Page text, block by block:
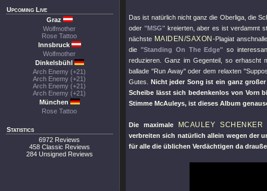
Upcoming Live
Graz
Wolfmother
Rose Tattoo
Innsbruck
Wolfmother
Dinkelsbühl
Arch Enemy (+21)
Arch Enemy (+21)
Arch Enemy (+21)
Arch Enemy (+21)
München
Rose Tattoo
Statistics
6972 Reviews
458 Classic Reviews
284 Unsigned Reviews
Das ist natürlich nicht ganz die Oberliga, die
oder "MSG"kreierten, aber es ist verdammt
nächste MAIDEN/SAXON -Plagiat
die "Standing On The Edge" so
reduzieren. Ganz im Gegenteil, so erhascht
ballade "Run Away"oder dem relaxten
Gutes. Nicht jeder Song ist ein ganz
Scheibe lässt sich bedenkenlos von Vorn
Stimme McAuleys, ist dieses Album
Die maximale MCAULEY SCHENKER
verbreiten sich natürlich allein wegen der
für alle die üblichen Verdächtigen da